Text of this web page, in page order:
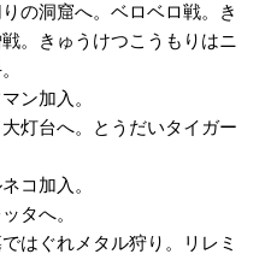
の洞窟へ。ベロベロ戦。き
。きゅうけつこうもりはニ
ン加入。
灯台へ。とうだいタイガー
コ加入。
タへ。
はぐれメタル狩り。リレミ